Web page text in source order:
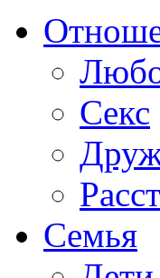
Секс
Семья